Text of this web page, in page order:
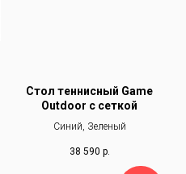
Стол теннисный Game
Outdoor с сеткой
Синий, Зеленый
38 590 р.